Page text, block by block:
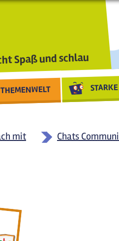
Spaß und schlau
THEMENWELT
mit Chats